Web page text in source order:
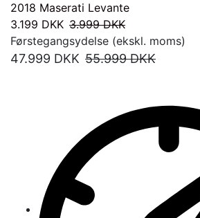
2018 Maserati Levante
3.199 DKK 3.999DKK
Førstegangsydelse (ekskl. moms)
47.999 DKK 55.999DKK